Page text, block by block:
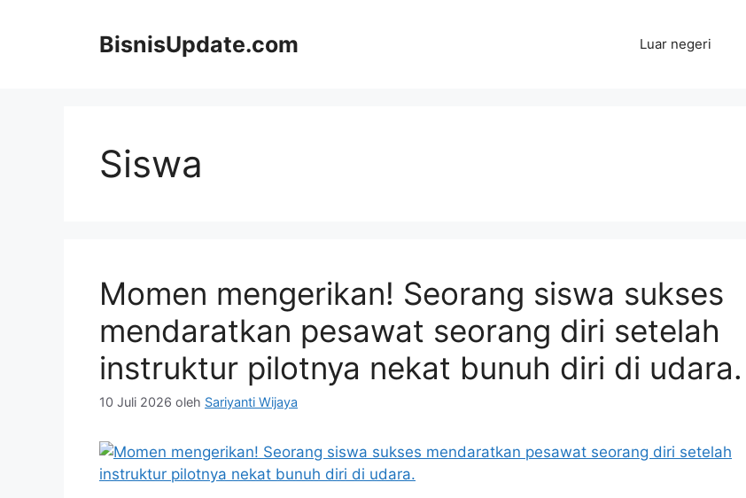
BisnisUpdate.com Luar negeri
Siswa
Momen mengerikan! Seorang siswa sukses
mendaratkan pesawat seorang diri setelah
instruktur pilotnya nekat bunuh diri di udara.
10 Juli 2026 oleh Sariyanti Wijaya